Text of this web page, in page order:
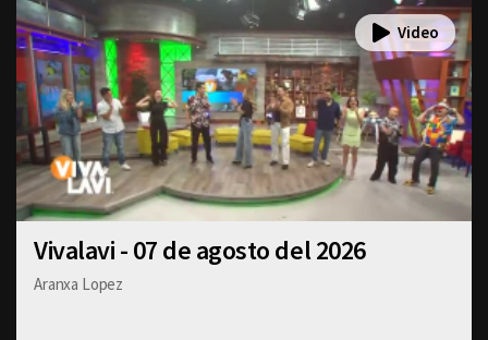
Vivalavi - 07 de agosto del 2026
Aranxa Lopez